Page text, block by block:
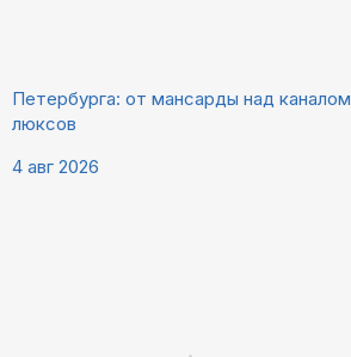
Петербурга: от мансарды над
люксов
4 авг 2026